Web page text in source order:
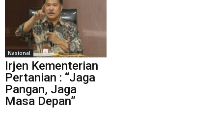
Nasional
Irjen Kementerian
Pertanian : “Jaga
Pangan, Jaga
Masa Depan”